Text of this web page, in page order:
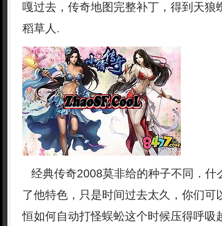
嘎过去，传奇地图完整补丁，得到天狼
稻草人.
经典传奇2008莫非给的种子不同．什
了他特色，只是时间过去太久，你们可
恒如何自动打怪蜈蚣这个时候压得呼吸